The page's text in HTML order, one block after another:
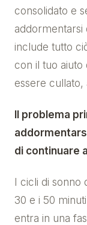
consolidato e
addormentarsi
include tutto
con il tuo
essere
Il problema
di continuare
I cicli di sonno
30 e i 50
entra in una